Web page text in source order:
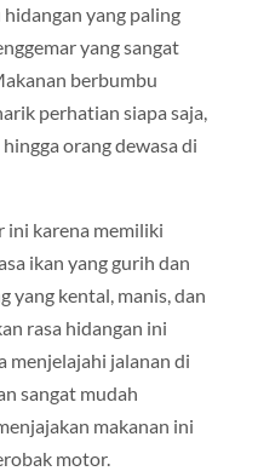
hidangan yang paling
yang sangat
berbumbu
perhatian siapa saja,
orang dewasa di
ini karena memiliki
ikan yang gurih dan
yang kental, manis, dan
rasa hidangan ini
menjelajahi jalanan di
sangat mudah
makanan ini
motor.